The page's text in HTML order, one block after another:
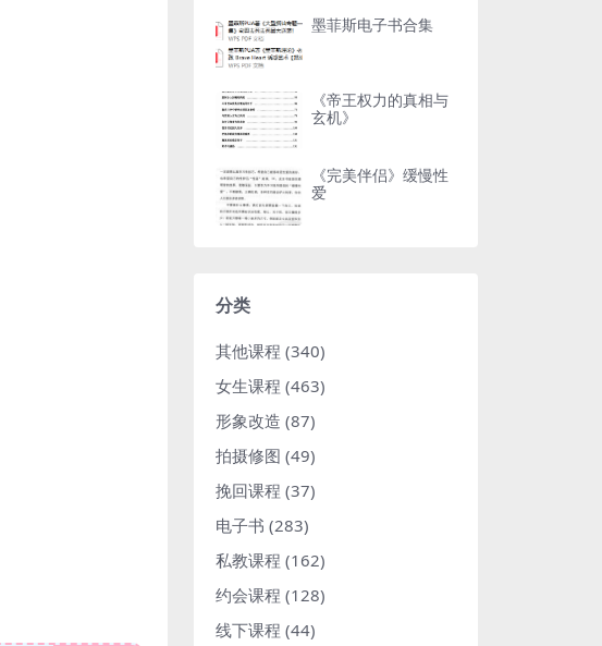
墨菲斯电子书合集
《帝王权力的真相与
玄机》
《完美伴侣》缓慢性
爱
分类
其他课程 (340)
女生课程 (463)
形象改造 (87)
拍摄修图 (49)
挽回课程 (37)
电子书 (283)
私教课程 (162)
约会课程 (128)
线下课程 (44)